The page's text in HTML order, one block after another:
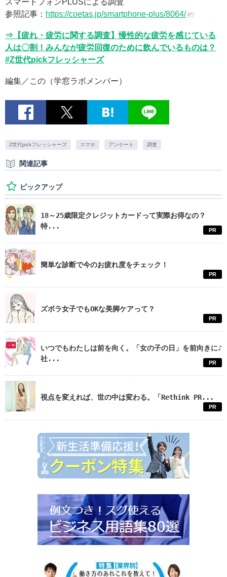
スマートフォンPLUSによる調査
参照記事： https://coetas.jp/smartphone-plus/8064/
⇒【疲れ・疲労に関する調査】慢性的な疲労を感じている
人は〇割！みんなが疲労回復のために飲んでいるものは？
#Z世代pickフレッシャーズ
編集／この（学窓ラボメンバー）
Z世代pickフレッシャーズ スマホ アンケート 調査
関連記事
ピックアップ
18～25歳限定クレジットカードって実際お得なの？
特...
PR
簡単な診断で今のお疲れ度をチェック！
PR
ズボラ女子でもOKな美脚ケアって？
PR
いつでもわたしは前を向く。「女の子の日」を前向きに♪
社...
PR
視点を変えれば、世の中は変わる。「Rethink PR...
PR